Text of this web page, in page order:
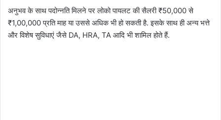
अनुभव के साथ पदोन्नति मिलने पर लोको पायलट की सैलरी ₹50,000 से
₹1,00,000 प्रति माह या उससे अधिक भी हो सकती है. इसके साथ ही अन्य भत्ते
और विशेष सुविधाएं जैसे DA, HRA, TA आदि भी शामिल होते हैं.